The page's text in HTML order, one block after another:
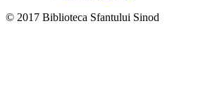
© 2017 Biblioteca Sfantului Sinod